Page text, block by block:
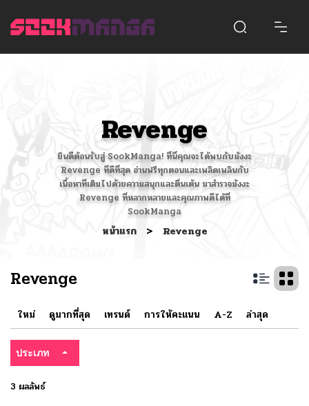
Revenge
ยินดีต้อนรับสู่ SookManga! ที่นี่คุณจะได้พบกับมังงะ
Revenge ที่ดีที่สุด อ่านฟรีทุกตอนและเพลิดเพลินกับ
เนื้อหาที่เต็มไปด้วยความสนุกและตื่นเต้น มาสำรวจมังงะ
Revenge ที่หลากหลายและคุณภาพดีได้ที่
SookManga
หน้าแรก > Revenge
Revenge
ใหม่ ดูมากที่สุด เทรนด์ การให้คะแนน A-Z ล่าสุด
ประเภท
3 ผลลัพธ์